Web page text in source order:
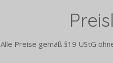
Alle Preise gemäß §19 UStG